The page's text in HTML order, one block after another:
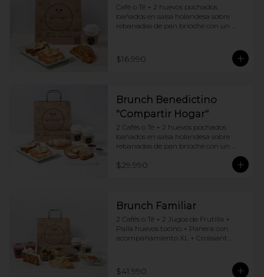
Café o Té + 2 huevos pochados
bañados en salsa holandesa sobre
rebanadas de pan brioche con un
$16.990
Brunch Benedictino
"Compartir Hogar"
2 Cafés o Té + 2 huevos pochados
bañados en salsa holandesa sobre
rebanadas de pan brioche con un
ingrediente de tu elección + Tostadas
francesas + Croissant de tu elección
$29.990
Brunch Familiar
2 Cafés o Té + 2 Jugos de Frutilla +
Paila huevos tocino + Panera con
acompañamiento XL + Croissant
$41.990